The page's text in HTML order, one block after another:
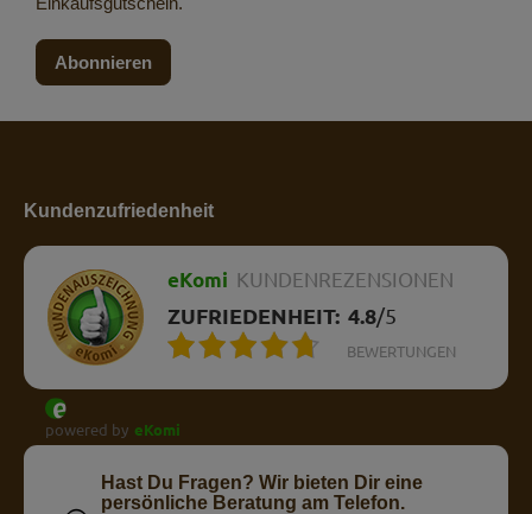
Abonnieren
Kundenzufriedenheit
eKomi KUNDENREZENSIONEN
ZUFRIEDENHEIT: 4.8/5
BEWERTUNGEN
powered by eKomi
Hast Du Fragen? Wir bieten Dir eine
persönliche Beratung am Telefon.